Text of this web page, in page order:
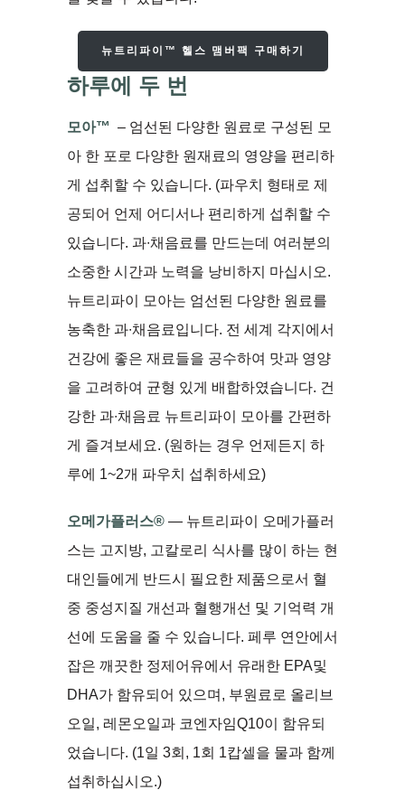
뉴트리파이™ 헬스 맴버팩 구매하기
하루에 두 번
모아™ – 엄선된 다양한 원료로 구성된 모
아 한 포로 다양한 원재료의 영양을 편리하
게 섭취할 수 있습니다. (파우치 형태로 제
공되어 언제 어디서나 편리하게 섭취할 수
있습니다. 과∙채음료를 만드는데 여러분의
소중한 시간과 노력을 낭비하지 마십시오.
뉴트리파이 모아는 엄선된 다양한 원료를
농축한 과∙채음료입니다. 전 세계 각지에서
건강에 좋은 재료들을 공수하여 맛과 영양
을 고려하여 균형 있게 배합하였습니다. 건
강한 과∙채음료 뉴트리파이 모아를 간편하
게 즐겨보세요. (원하는 경우 언제든지 하
루에 1~2개 파우치 섭취하세요)
오메가플러스® — 뉴트리파이 오메가플러
스는 고지방, 고칼로리 식사를 많이 하는 현
대인들에게 반드시 필요한 제품으로서 혈
중 중성지질 개선과 혈행개선 및 기억력 개
선에 도움을 줄 수 있습니다. 페루 연안에서
잡은 깨끗한 정제어유에서 유래한 EPA및
DHA가 함유되어 있으며, 부원료로 올리브
오일, 레몬오일과 코엔자임Q10이 함유되
었습니다. (1일 3회, 1회 1캅셀을 물과 함께
섭취하십시오.)